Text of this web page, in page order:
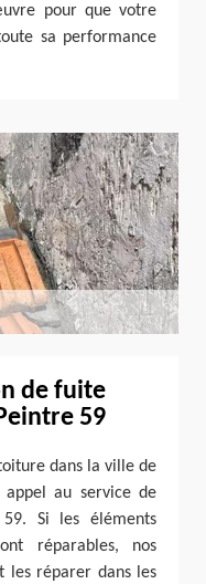
pour que votre
sa performance
de fuite
59
dans la ville de
au service de
Si les éléments
réparables, nos
les réparer dans les